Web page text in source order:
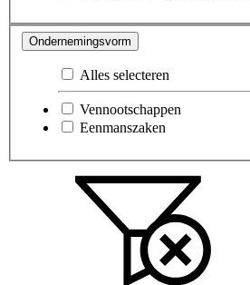
Ondernemingsvorm
Alles selecteren
Vennootschappen
Eenmanszaken